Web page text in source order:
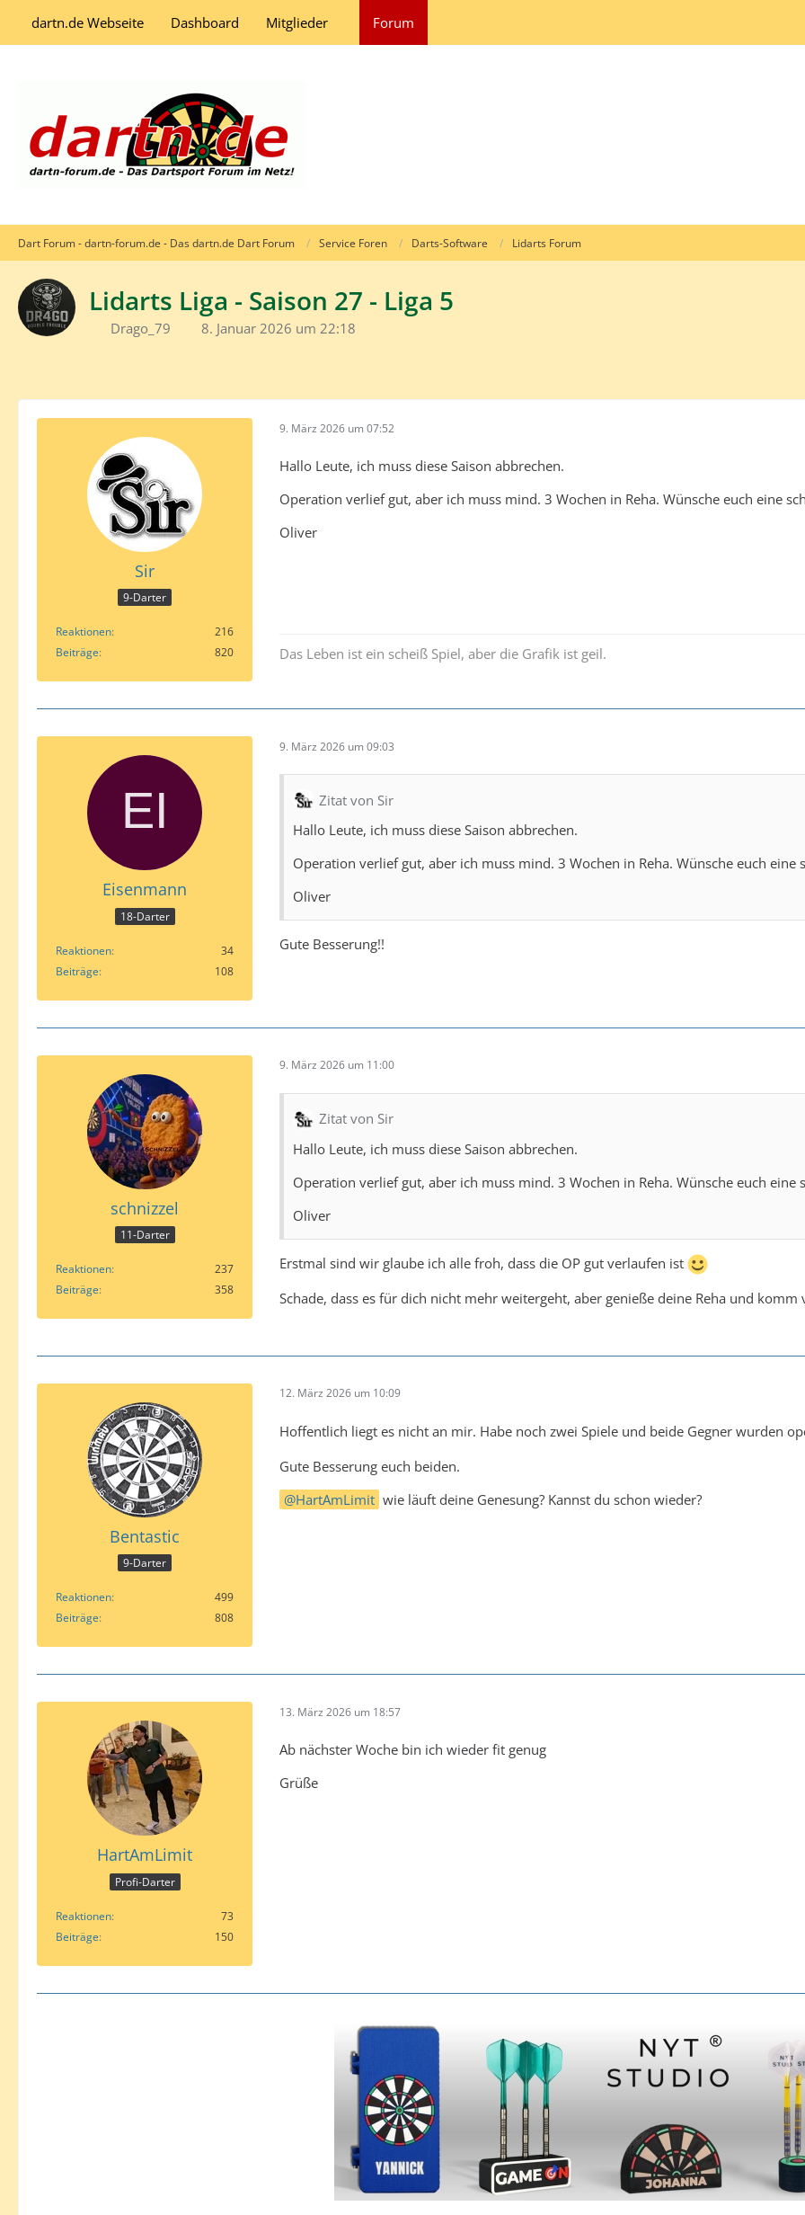
dartn.de Webseite Dashboard Mitglieder Forum
Dart Forum - dartn-forum.de - Das dartn.de Dart Forum Service Foren Darts-Software Lidarts Forum
Lidarts Liga - Saison 27 - Liga 5
Drago_79 8. Januar 2026 um 22:18
Sir
9-Darter
Reaktionen
216
Beiträge
820
9. März 2026 um 07:52
Hallo Leute, ich muss diese Saison abbrechen.
Operation verlief gut, aber ich muss mind. 3 Wochen in Reha. Wünsche euch eine
Oliver
Das Leben ist ein scheiß Spiel, aber die Grafik ist geil.
Eisenmann
18-Darter
Reaktionen
34
Beiträge
108
9. März 2026 um 09:03
Zitat von Sir
Hallo Leute, ich muss diese Saison abbrechen.
Operation verlief gut, aber ich muss mind. 3 Wochen in Reha. Wünsche euch eine
Oliver
Gute Besserung!!
schnizzel
11-Darter
Reaktionen
237
Beiträge
358
9. März 2026 um 11:00
Zitat von Sir
Hallo Leute, ich muss diese Saison abbrechen.
Operation verlief gut, aber ich muss mind. 3 Wochen in Reha. Wünsche euch eine
Oliver
Erstmal sind wir glaube ich alle froh, dass die OP gut verlaufen ist
Schade, dass es für dich nicht mehr weitergeht, aber genieße deine Reha und
Bentastic
9-Darter
Reaktionen
499
Beiträge
808
12. März 2026 um 10:09
Hoffentlich liegt es nicht an mir. Habe noch zwei Spiele und beide Gegner wurden
Gute Besserung euch beiden.
HartAmLimit wie läuft deine Genesung? Kannst du schon wieder?
HartAmLimit
Profi-Darter
Reaktionen
73
Beiträge
150
13. März 2026 um 18:57
Ab nächster Woche bin ich wieder fit genug
Grüße